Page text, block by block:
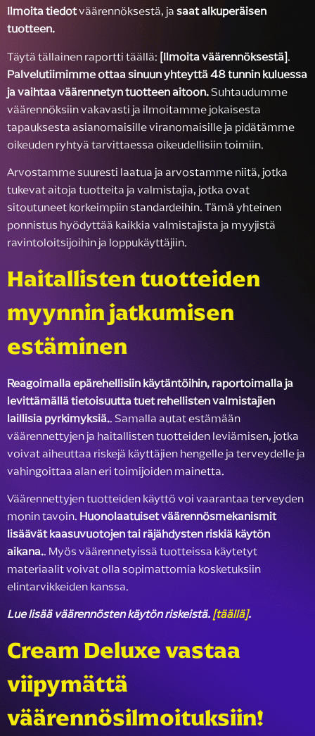
Ilmoita tiedotväärennöksestä, jasaat alkuperäisen
tuotteen.
Täytä tällainen raportti täällä: [Ilmoita väärennöksestä].
Palvelutiimimme ottaa sinuun yhteyttä 48 tunnin kuluessa
ja vaihtaa väärennetyn tuotteen aitoon.Suhtaudumme
väärennöksiin vakavasti ja ilmoitamme jokaisesta
tapauksesta asianomaisille viranomaisille ja pidätämme
oikeuden ryhtyä tarvittaessa oikeudellisiin toimiin.
Arvostamme suuresti laatua ja arvostamme niitä, jotka
tukevat aitoja tuotteita ja valmistajia, jotka ovat
sitoutuneet korkeimpiin standardeihin. Tämä yhteinen
ponnistus hyödyttää kaikkia valmistajista ja myyjistä
ravintoloitsijoihin ja loppukäyttäjiin.
Haitallisten tuotteiden
myynnin jatkumisen
estäminen
Reagoimalla epärehellisiin käytäntöihin, raportoimalla ja
levittämällä tietoisuutta tuet rehellisten valmistajien
laillisia pyrkimyksiä.. Samalla autat estämään
väärennettyjen ja haitallisten tuotteiden leviämisen, jotka
voivat aiheuttaa riskejä käyttäjien hengelle ja terveydelle ja
vahingoittaa alan eri toimijoiden mainetta.
Väärennettyjen tuotteiden käyttö voi vaarantaa terveyden
monin tavoin. Huonolaatuiset väärennösmekanismit
lisäävät kaasuvuotojen tai räjähdysten riskiä käytön
aikana.. Myös väärennetyissä tuotteissa käytetyt
materiaalit voivat olla sopimattomia kosketuksiin
elintarvikkeiden kanssa.
Lue lisää väärennösten käytön riskeistä.[täällä].
Cream Deluxe vastaa
viipymättä
väärennösilmoituksiin!